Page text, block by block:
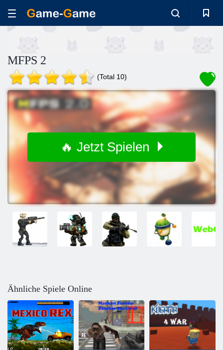
MFPS 2
(Total 10)
🔥 Jetzt Spielen
Ähnliche Spiele Online